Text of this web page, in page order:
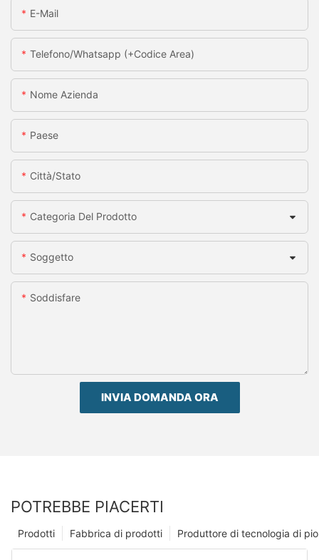
E-Mail
Telefono/whatsapp (+codice Area)
Nome Azienda
Paese
Città/stato
Categoria Del Prodotto
Soggetto
Soddisfare
INVIA DOMANDA ORA
POTREBBE PIACERTI
Produttore di tecnologia di
Fabbrica di prodotti
Prodotti